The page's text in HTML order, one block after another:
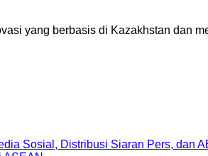
yang berbasis di Kazakhstan dan
Sosial, Distribusi Siaran Pers, dan